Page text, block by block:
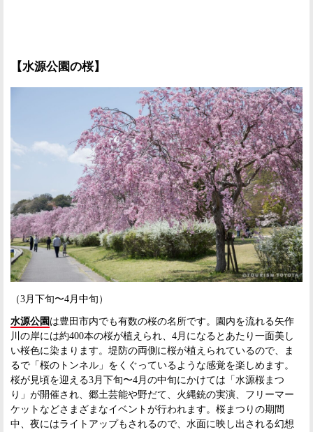
【水源公園の桜】
（3月下旬〜4月中旬）
水源公園 は豊田市内でも有数の桜の名所です。園内を流れる矢作
川の岸には約400本の桜が植えられ、4月になるとあたり一面美し
い桜色に染まります。堤防の両側に桜が植えられているので、ま
るで「桜のトンネル」をくぐっているような感覚を楽しめます。
桜が見頃を迎える3月下旬〜4月の中旬にかけては「水源桜まつ
り」が開催され、郷土芸能や野だて、火縄銃の実演、フリーマー
ケットなどさまざまなイベントが行われます。桜まつりの期間
中、夜にはライトアップもされるので、水面に映し出される幻想